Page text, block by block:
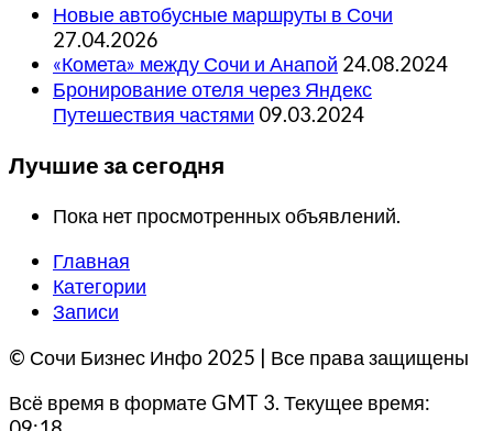
Новые автобусные маршруты в Сочи
27.04.2026
«Комета» между Сочи и Анапой 24.08.2024
Бронирование отеля через Яндекс
Путешествия частями 09.03.2024
Лучшие за сегодня
Пока нет просмотренных объявлений.
Главная
Категории
Записи
© Сочи Бизнес Инфо 2025 | Все права защищены
Всё время в формате GMT 3. Текущее время: